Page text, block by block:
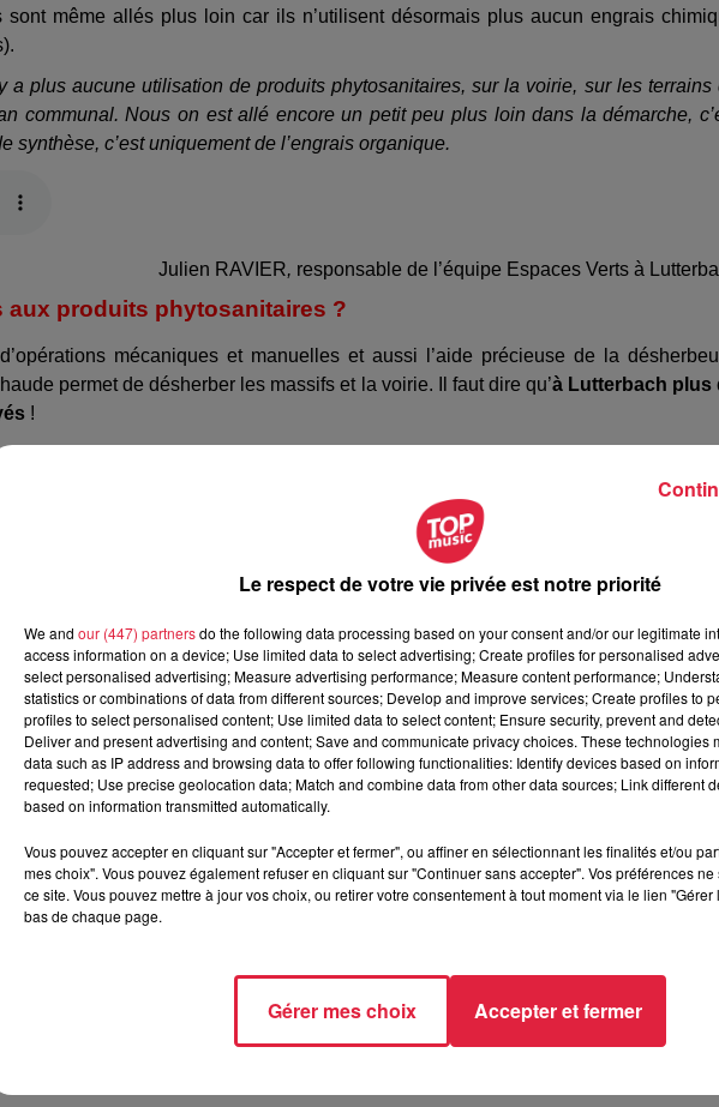
même allés plus loin car ils n’utilisent désormais plus aucun engrais
a plus aucune utilisation de produits phytosanitaires, sur la voirie, sur les terrains
communal. Nous on est allé encore un petit peu plus loin dans la démarche,
synthèse, c’est uniquement de l’engrais organique.
Julien RAVIER, responsable de l’équipe Espaces Verts à
aux produits phytosanitaires ?
mécaniques et manuelles et aussi l’aide précieuse de la
permet de désherber les massifs et la voirie. Il faut dire qu’à Lutterbach plus
!
communiquer pour que les gens acceptent de voir un petit peu de vert à droite
de faire plus de désherbage manuel. Nous on a fait l’acquisition
les produits phytosanitaires. On a aussi de l’aide d’une association de
qui ne sont plus en contact avec des produits dangereux et aussi une
les 6 500 habitants de Lutterbach.
pour la santé des applicateurs mais aussi des habitants. Là on arrive
de l’air. Et à réduire complètement les risques pour les agents.
conscience de l'importance de limiter les produits chimiques,
beau parterre de fleurs, un beau petit potager, avec
poursuit du côté de "Ma Jardinerie" à Lampertheim, avec Raphaël, vendeur en
on trouve encore tous les types de produits, même si les plus nocifs sont
Certains ne jurent que par les produits phytosanitaires chimiques, qu'ils
hurlent de voir qu'on en vend encore...
Le respect de votre vie privée est notre priorité
We and our (447) partnersdo the following data processing based on your consent and/or our legitimate
access information on a device; Use limited data to select advertising; Create profiles for personalised
select personalised advertising; Measure advertising performance; Measure content performance;
statistics or combinations of data from different sources; Develop and improve services; Create profiles to
profiles to select personalised content; Use limited data to select content; Ensure security, prevent and
Deliver and present advertising and content; Save and communicate privacy choices. These technologies
data such as IP address and browsing data to offer following functionalities: Identify devices based on
requested; Use precise geolocation data; Match and combine data from other data sources; Link different
based on information transmitted automatically.
Vous pouvez accepter en cliquant sur "Accepter et fermer", ou affiner en sélectionnant les finalités et/ou
mes choix". Vous pouvez également refuser en cliquant sur "Continuer sans accepter". Vos préférences
ce site. Vous pouvez mettre à jour vos choix, ou retirer votre consentement à tout moment via le lien
bas de chaque page.
Gérer mes choix Accepter et fermer